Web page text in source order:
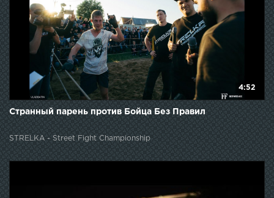
4:52
Странный парень против Бойца Без Правил
STRELKA - Street Fight Championship